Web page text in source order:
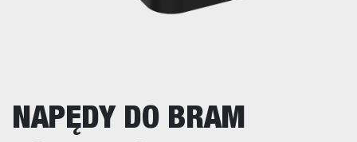
NAPĘDY DO BRAM